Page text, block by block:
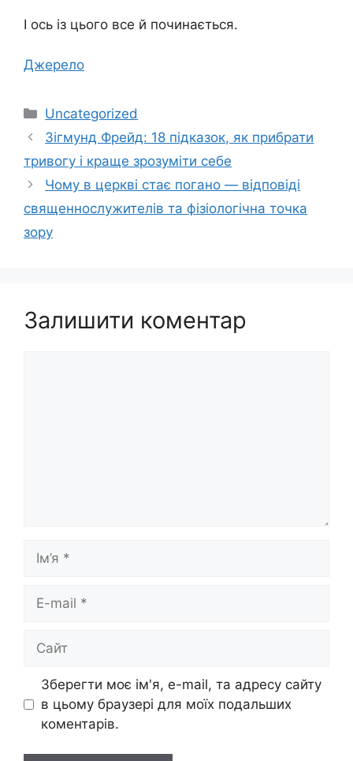
І ось із цього все й починається.
Джерело
Категорії
Uncategorized
Зігмунд Фрейд: 18 підказок, як прибрати
тривогу і краще зрозуміти себе
Чому в церкві стає погано — відповіді
священнослужителів та фізіологічна точка
зору
Залишити коментар
mail
Зберегти моє ім'я, e-mail, та адресу сайту
в цьому браузері для моїх подальших
коментарів.